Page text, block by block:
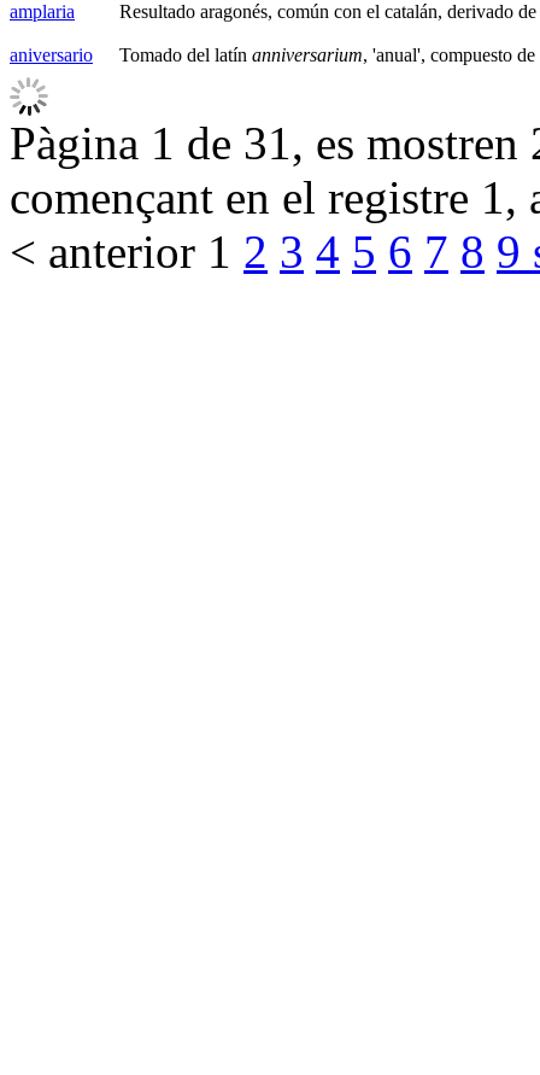
amplaria Resultado aragonés, común con el catalán, derivado de
aniversario Tomado del latín anniversarium, 'anual', compuesto de
Pàgina 1 de 31, es
començant en el registre 1,
< anterior 1 2 3 4 5 6 7 8 9